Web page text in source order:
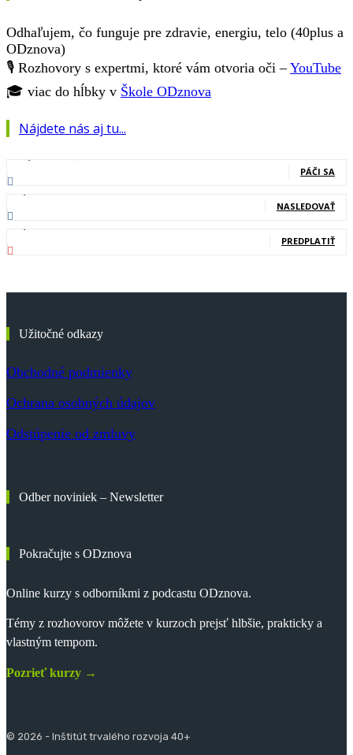
Odhaľujem, čo funguje pre zdravie, energiu, telo (40plus a
ODznova)
🎙️ Rozhovory s expertmi, ktoré vám otvoria oči –YouTube
🎓 viac do hĺbky v Škole ODznova
Nájdete nás aj tu...
PÁČI SA
NASLEDOVAŤ
PREDPLATIŤ
Užitočné odkazy
Obchodné podmienky
Ochrana osobných údajov
Odstúpenie od zmluvy
Odber noviniek – Newsletter
Pokračujte s ODznova
Online kurzy s odborníkmi z podcastu ODznova.
Témy z rozhovorov môžete v kurzoch prejsť hlbšie, prakticky a
vlastným tempom.
Pozrieť kurzy →
© 2026 - Inštitút trvalého rozvoja 40+